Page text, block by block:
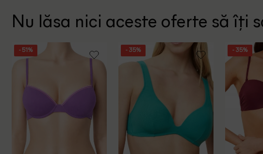
Nu lăsa nici aceste oferte să îți
- 51% - 35% - 35%